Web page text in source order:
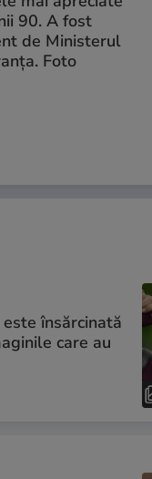
90. A fost
de Ministerul
Foto
însărcinată
care au